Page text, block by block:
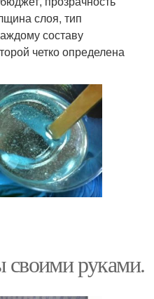
слоя, тип
составу
четко определена
своими руками.